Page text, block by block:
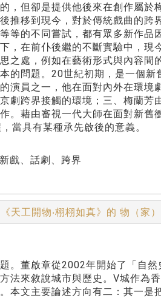
，但卻是提供他後來在創作屬
推移到現今，對於傳統戲曲的跨
等的不同嘗試，都有眾多新作
，在前仆後繼的不斷實驗中，
之處，例如在藝術形式與內容間
的問題。20世紀初期，是一個
演員之一，他在面對內外在環境
劇跨界接觸的環境；三、梅蘭
。藉由審視一代大師在面對新
當具有某種承先啟後的意義。
戲、話劇、跨界
天工開物‧栩栩如真》的 物（家
。董啟章從2002年開始了「自
法來敘說城市與歷史。V城作為
本文主要論述方向有二：其一是